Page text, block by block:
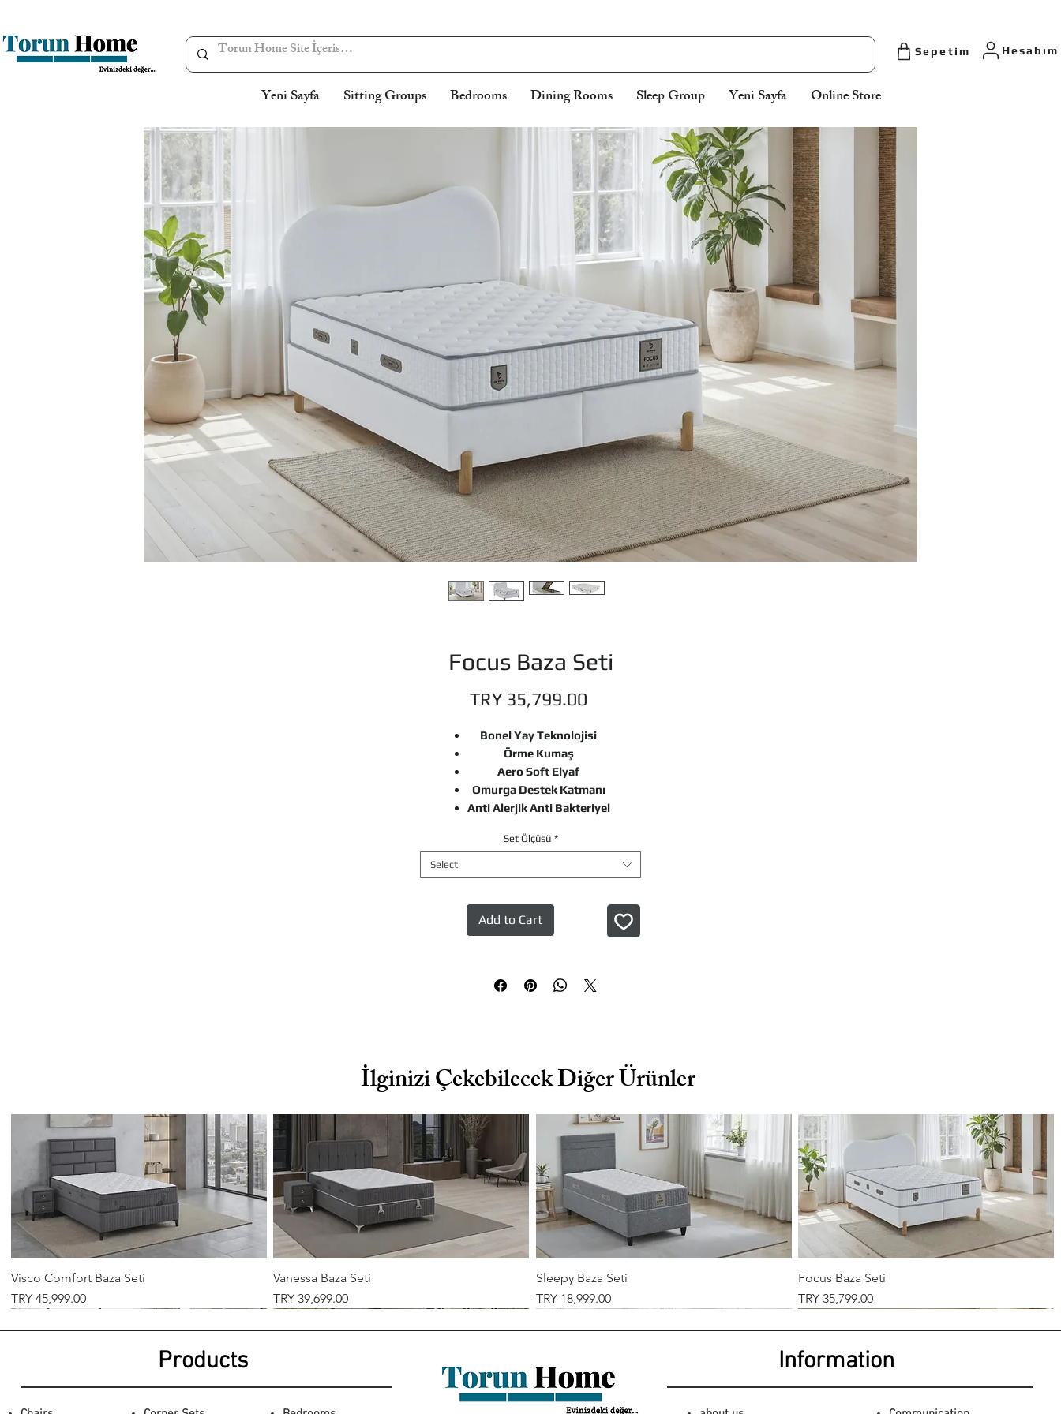
Sepetim Hesabım
Yeni Sayfa Sitting Groups Bedrooms Dining Rooms Sleep Group Yeni Sayfa Online Store
Focus Baza Seti
TRY 35,799.00
Bonel Yay Teknolojisi
Örme Kumaş
Aero Soft Elyaf
Omurga Destek Katmanı
Anti Alerjik Anti Bakteriyel
Set Ölçüsü *
Select
Add to Cart
Visco Comfort Baza Seti
Price
TRY 45,999.00
Vanessa Baza Seti
Price
TRY 39,699.00
Sleepy Baza Seti
Price
TRY 18,999.00
Focus Baza Seti
Price
TRY 35,799.00
İlginizi Çekebilecek Diğer Ürünler
Products Information